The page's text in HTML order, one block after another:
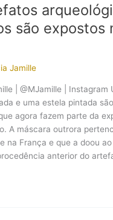
são expostos
Jamille
| @MJamille | Instagram
e uma estela pintada
agora fazem parte da
A máscara outrora
na França e que a doou
anterior do